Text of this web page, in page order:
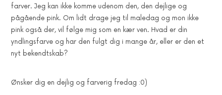
farver. Jeg kan ikke komme udenom den, den dejlige og
pågående pink. Om lidt drage jeg til maledag og mon ikke
pink også der, vil følge mig som en kær ven. Hvad er din
yndlingsfarve og har den fulgt dig i mange år, eller er den et
nyt bekendtskab?
Ønsker dig en dejlig og farverig fredag :0)